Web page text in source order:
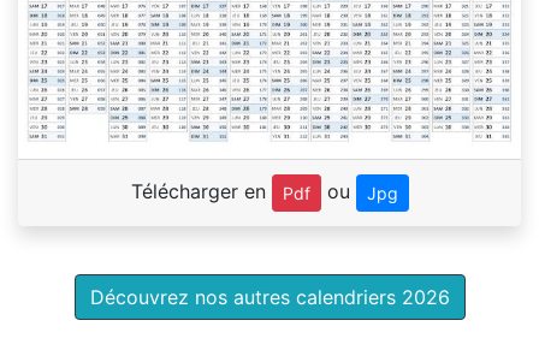
Télécharger en Pdf ou Jpg
Découvrez nos autres calendriers 2026